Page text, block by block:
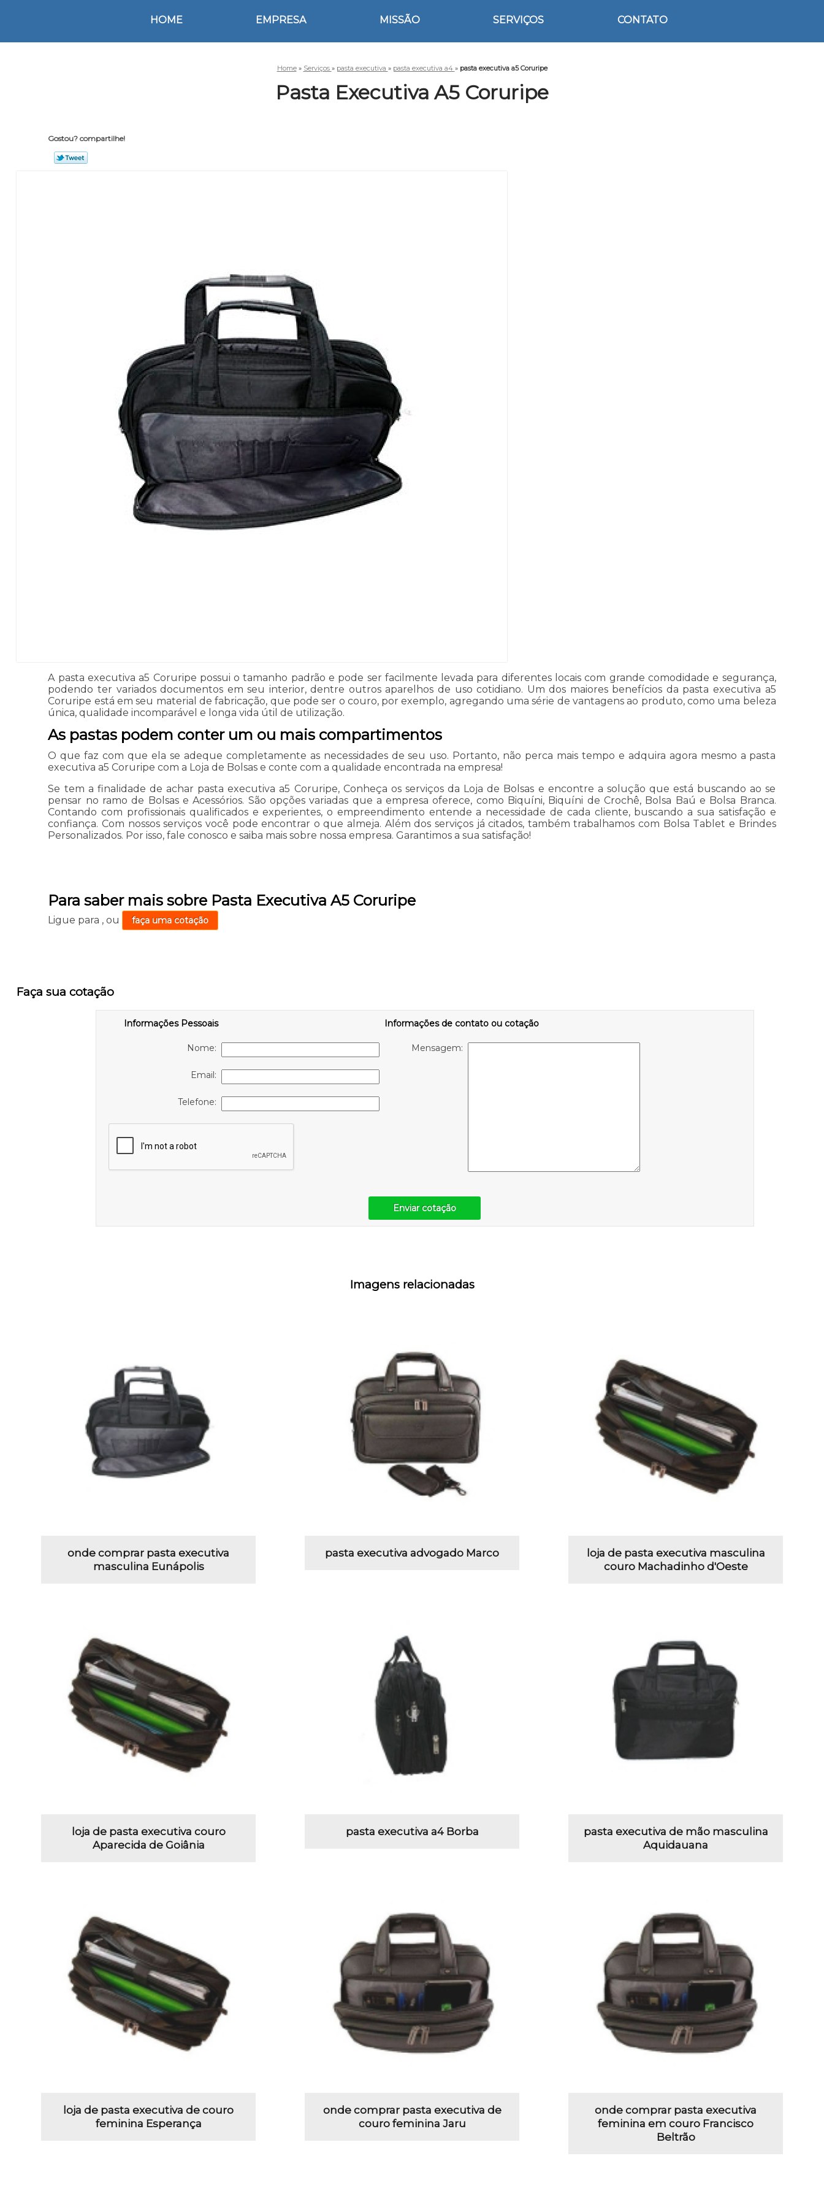
HOME EMPRESA MISSÃO SERVIÇOS CONTATO
Home » Serviços » pasta executiva » pasta executiva a4 » pasta executiva a5 Coruripe
Pasta Executiva A5 Coruripe
Gostou? compartilhe!
A pasta executiva a5 Coruripe possui o tamanho padrão e pode ser facilmente levada para diferentes locais com grande comodidade e segurança,
podendo ter variados documentos em seu interior, dentre outros aparelhos de uso cotidiano. Um dos maiores benefícios da pasta executiva a5
Coruripe está em seu material de fabricação, que pode ser o couro, por exemplo, agregando uma série de vantagens ao produto, como uma beleza
única, qualidade incomparável e longa vida útil de utilização.
As pastas podem conter um ou mais compartimentos
O que faz com que ela se adeque completamente as necessidades de seu uso. Portanto, não perca mais tempo e adquira agora mesmo a pasta
executiva a5 Coruripe com a Loja de Bolsas e conte com a qualidade encontrada na empresa!
Se tem a finalidade de achar pasta executiva a5 Coruripe, Conheça os serviços da Loja de Bolsas e encontre a solução que está buscando ao se
pensar no ramo de Bolsas e Acessórios. São opções variadas que a empresa oferece, como Biquíni, Biquíni de Crochê, Bolsa Baú e Bolsa Branca.
Contando com profissionais qualificados e experientes, o empreendimento entende a necessidade de cada cliente, buscando a sua satisfação e
confiança. Com nossos serviços você pode encontrar o que almeja. Além dos serviços já citados, também trabalhamos com Bolsa Tablet e Brindes
Personalizados. Por isso, fale conosco e saiba mais sobre nossa empresa. Garantimos a sua satisfação!
Para saber mais sobre Pasta Executiva A5 Coruripe
Ligue para ,ou faça uma cotação
Faça sua cotação
Informações Pessoais
Nome:
Email:
Telefone:
Informações de contato ou cotação
Mensagem:
Enviar cotação
Imagens relacionadas
onde comprar pasta executiva
masculina Eunápolis
pasta executiva advogado Marco
loja de pasta executiva masculina
couro Machadinho d'Oeste
loja de pasta executiva couro
Aparecida de Goiânia
pasta executiva a4 Borba
pasta executiva de mão masculina
Aquidauana
loja de pasta executiva de couro
feminina Esperança
onde comprar pasta executiva de
couro feminina Jaru
onde comprar pasta executiva
feminina em couro Francisco
Beltrão